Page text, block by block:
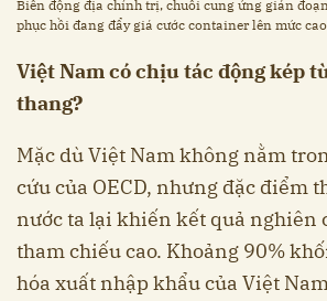
Biến động địa chính trị, chuỗi cung ứng gián
phục hồi đang đẩy giá cước container lên mức
Việt Nam có chịu tác động kép
thang?
Mặc dù Việt Nam không nằm
cứu của OECD, nhưng đặc điểm
nước ta lại khiến kết quả nghiên
tham chiếu cao. Khoảng 90%
hóa xuất nhập khẩu của Việt